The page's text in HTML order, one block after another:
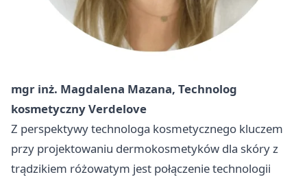
mgr inż. Magdalena Mazana, Technolog
kosmetyczny Verdelove
Z perspektywy technologa kosmetycznego kluczem
przy projektowaniu dermokosmetyków dla skóry z
trądzikiem różowatym jest połączenie technologii